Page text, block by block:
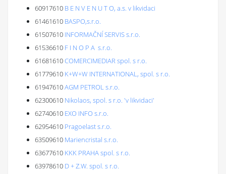
60917610 B E N V E N U T O, a.s. v likvidaci
61461610 BASPO,s.r.o.
61507610 INFORMAČNÍ SERVIS s.r.o.
61536610 F I N O P A s.r.o.
61681610COMERCIMEDIAR spol. s r.o.
61779610 K+W+W INTERNATIONAL, spol. s r.o.
61947610AGM PETROL s.r.o.
62300610 Nikolaos, spol. s r.o. 'v likvidaci'
62740610 EXO INFO s.r.o.
62954610 Pragoelast s.r.o.
63509610 Mariencristal s.r.o.
63677610 KKK PRAHA spol. s r.o.
63978610 D + Z.W. spol. s r.o.